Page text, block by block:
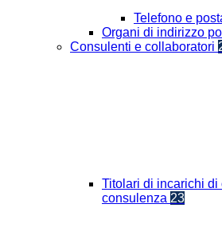
Telefono e
Organi di indirizzo
Consulenti e collaboratori
Titolari di incarichi
consulenza 23